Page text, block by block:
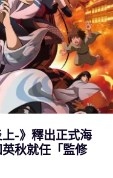
上-》釋出正式海
秋就任「監修